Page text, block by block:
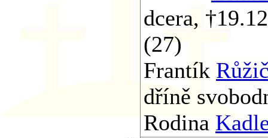
dcera,
(27)
Frantík
dříně
Rodina